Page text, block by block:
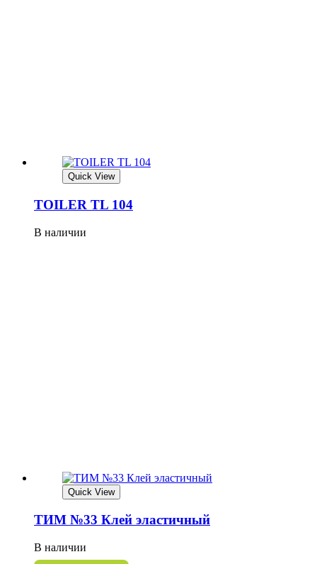
Quick View
TOILER TL 104
В наличии
Quick View
ТИМ №33 Клей эластичный
В наличии